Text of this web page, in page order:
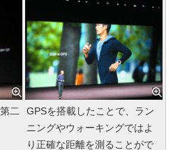
二
GPSを搭載したことで、ラン
ニングやウォーキングではよ
り正確な距離を測ることがで